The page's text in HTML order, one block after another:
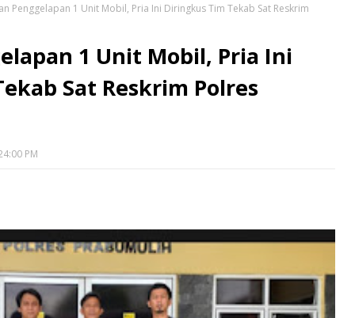
Penggelapan 1 Unit Mobil, Pria Ini Diringkus Tim Tekab Sat Reskrim
1 Unit Mobil, Pria Ini
Sat Reskrim Polres
PM